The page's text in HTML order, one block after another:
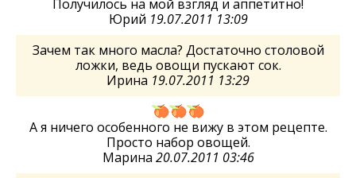
Получилось на мой взгляд и аппетитно!
Юрий 19.07.2011 13:09
Зачем так много масла? Достаточно столовой
ложки, ведь овощи пускают сок.
Ирина 19.07.2011 13:29
А я ничего особенного не вижу в этом рецепте.
Просто набор овощей.
Марина 20.07.2011 03:46